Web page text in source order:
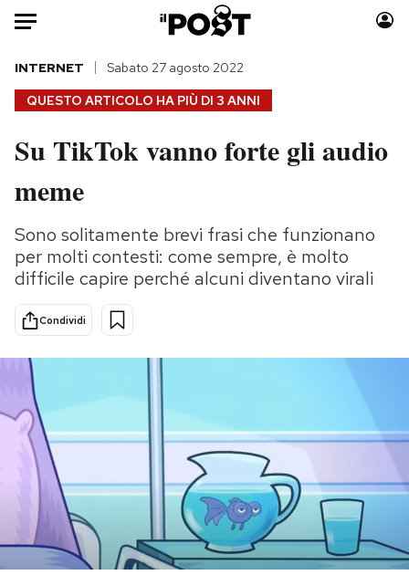
Auto
HOME
Italia
Politica
Tecnologia
Internet
Scienza
Cultura
Economia
Moda
Storie/Idee
Ok Boomer!
Media
PODCAST
NEWSLETTER
I MIEI PREFERITI
QUESTO ARTICOLO HA PIÙ DI 3 ANNI
INTERNET Sabato 27 agosto 2022
Su TikTok vanno forte gli audio
meme
Sono solitamente brevi frasi che funzionano
per molti contesti: come sempre, è molto
difficile capire perché alcuni diventano virali
Condividi